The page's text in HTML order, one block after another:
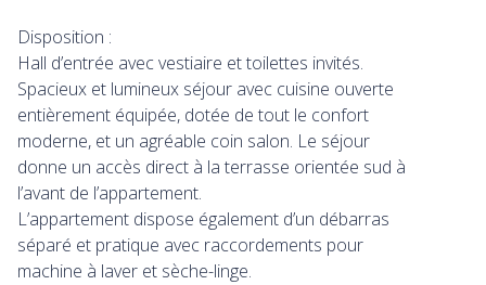
Disposition :
Hall d’entrée avec vestiaire et toilettes invités.
Spacieux et lumineux séjour avec cuisine ouverte
entièrement équipée, dotée de tout le confort
moderne, et un agréable coin salon. Le séjour
donne un accès direct à la terrasse orientée sud à
l’avant de l’appartement.
L’appartement dispose également d’un débarras
séparé et pratique avec raccordements pour
machine à laver et sèche-linge.